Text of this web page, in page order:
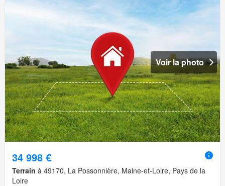
Voir la photo
34 998 €
Terrain à 49170, La Possonnière, Maine-et-Loire, Pays de la
Loire